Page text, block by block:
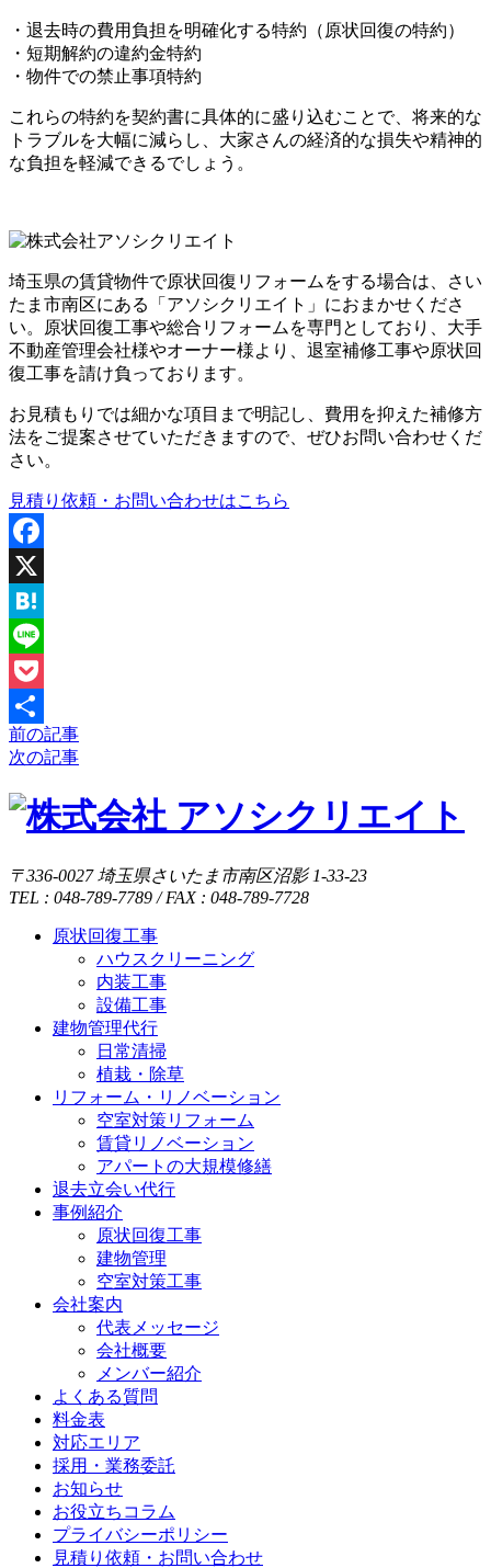
・退去時の費用負担を明確化する特約（原状回復の特約）
・短期解約の違約金特約
・物件での禁止事項特約
これらの特約を契約書に具体的に盛り込むことで、将来的な
トラブルを大幅に減らし、大家さんの経済的な損失や精神的
な負担を軽減できるでしょう。
埼玉県の賃貸物件で原状回復リフォームをする場合は、さい
たま市南区にある「アソシクリエイト」におまかせくださ
い。原状回復工事や総合リフォームを専門としており、大手
不動産管理会社様やオーナー様より、退室補修工事や原状回
復工事を請け負っております。
お見積もりでは細かな項目まで明記し、費用を抑えた補修方
法をご提案させていただきますので、ぜひお問い合わせくだ
さい。
見積り依頼・お問い合わせはこちら
Facebook
X
Hatena
Line
Pocket
共
投
稿
ナ
ゲ
前の記事
次の記事
〒336-0027 埼玉県さいたま市南区沼影 1-33-23
TEL : 048-789-7789 / FAX : 048-789-7728
原状回復工事
ハウスクリーニング
内装工事
設備工事
建物管理代行
日常清掃
植栽・除草
リフォーム・リノベーション
空室対策リフォーム
賃貸リノベーション
アパートの大規模修繕
退去立会い代行
事例紹介
原状回復工事
建物管理
空室対策工事
会社案内
代表メッセージ
会社概要
メンバー紹介
よくある質問
料金表
対応エリア
採用・業務委託
お知らせ
お役立ちコラム
プライバシーポリシー
見積り依頼・お問い合わせ